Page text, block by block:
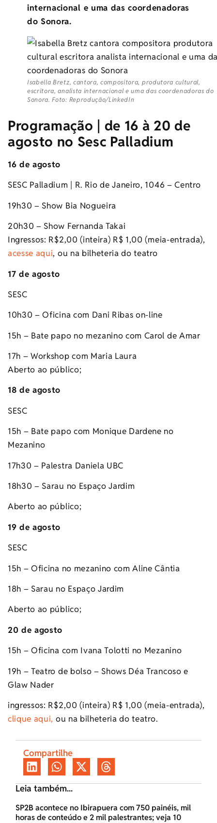
internacional e uma das coordenadoras
do Sonora.
Isabella Bretz, cantora, compositora, produtora cultural,
escritora, analista internacional e uma das coordenadoras do
Sonora. Foto: Reprodução/LinkedIn
Programação | de 16 à 20 de
agosto no Sesc Palladium
16 de agosto
SESC Palladium | R. Rio de Janeiro, 1046 – Centro
19h30 – Show Bia Nogueira
20h30 – Show Fernanda Takai
Ingressos: R$2,00 (inteira) R$ 1,00 (meia-entrada),
acesse aqui, ou na bilheteria do teatro
17 de agosto
SESC
10h30 – Oficina com Dani Ribas on-line
15h – Bate papo no mezanino com Carol de Amar
17h – Workshop com Maria Laura
Aberto ao público;
18 de agosto
SESC
15h – Bate papo com Monique Dardene no
Mezanino
17h30 – Palestra Daniela UBC
18h30 – Sarau no Espaço Jardim
Aberto ao público;
19 de agosto
SESC
15h – Oficina no mezanino com Aline Cântia
18h – Sarau no Espaço Jardim
Aberto ao público;
20 de agosto
15h – Oficina com Ivana Tolotti no Mezanino
19h – Teatro de bolso – Shows Déa Trancoso e
Glaw Nader
ingressos: R$2,00 (inteira) R$ 1,00 (meia-entrada),
clique aqui, ou na bilheteria do teatro.
Compartilhe
Leia também...
SP2B acontece no Ibirapuera com 750 painéis, mil
horas de conteúdo e 2 mil palestrantes; veja 10